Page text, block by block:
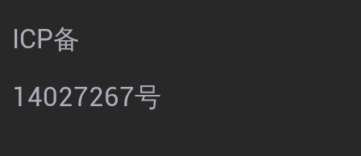
ICP备
14027267号